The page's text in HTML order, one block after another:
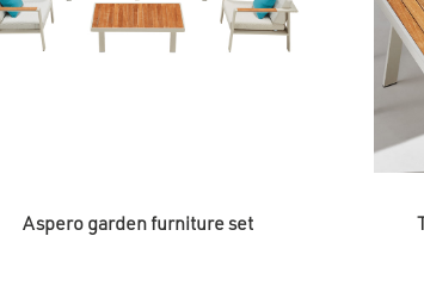
Aspero garden furniture set